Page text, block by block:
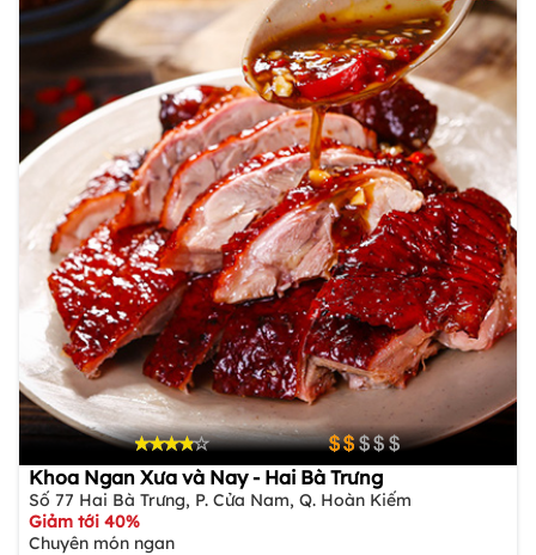
Khoa Ngan Xưa và Nay - Hai Bà Trưng
Số 77 Hai Bà Trưng, P. Cửa Nam, Q. Hoàn Kiếm
Giảm tới 40%
Chuyên món ngan